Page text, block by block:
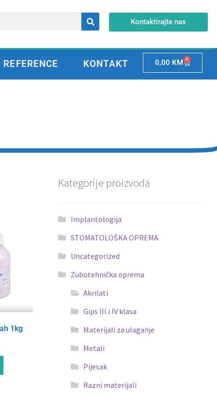
Kontaktirajte nas
REFERENCE KONTAKT 0,00 KM 0
1kg
Kategorije proizvoda
Implantologija
STOMATOLOŠKA OPREMA
Uncategorized
Zubotehnička oprema
Akrilati
Gips III i IV klasa
Materijali za ulaganje
Metali
Pijesak
Razni materijali